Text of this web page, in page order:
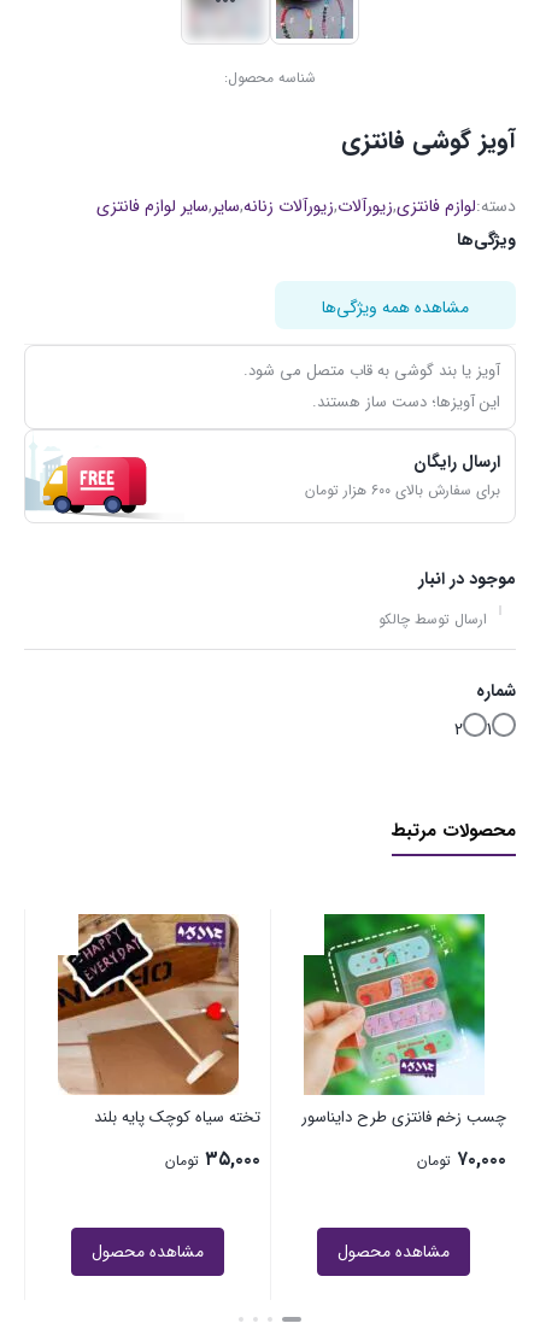
شناسه محصول:
آویز گوشی فانتزی
دسته:لوازم فانتزی,زیورآلات,زیورآلات زنانه,سایر,سایر لوازم فانتزی
ویژگی‌ها
مشاهده همه ویژگی‌ها
آویز یا بند گوشی به قاب متصل می شود.
این آویزها؛ دست ساز هستند.
ارسال رایگان
برای سفارش بالای ۶۰۰ هزار تومان
موجود در انبار
ارسال توسط چالکو
شماره
1
2
محصولات مرتبط
چسب زخم فانتزی طرح دایناسور
۷۰,۰۰۰ تومان
مشاهده محصول
تخته سیاه کوچک پایه بلند
۳۵,۰۰۰ تومان
مشاهده محصول